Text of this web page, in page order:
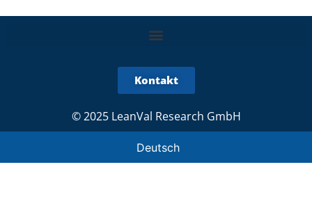
Kontakt
© 2025 LeanVal Research GmbH
Deutsch